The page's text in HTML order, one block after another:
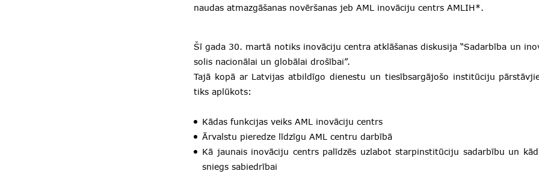
naudas atmazgāšanas novēršanas jeb AML inovāciju centrs AMLIH*.
Šī gada 30. martā notiks inovāciju centra atklāšanas diskusija “Sadarbība un
solis nacionālai un globālai drošībai”.
Tajā kopā ar Latvijas atbildīgo dienestu un tiesībsargājošo institūciju
tiks aplūkots:
Kādas funkcijas veiks AML inovāciju centrs
Ārvalstu pieredze līdzīgu AML centru darbībā
Kā jaunais inovāciju centrs palīdzēs uzlabot starpinstitūciju sadarbību un
sniegs sabiedrībai